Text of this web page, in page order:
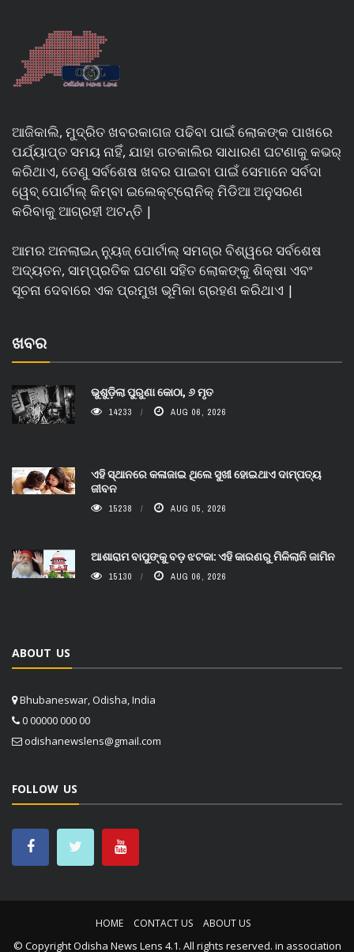
ଆଜିକାଲି, ମୁଦ୍ରିତ ଖବରକାଗଜ ପଢିବା ପାଇଁ ଲୋକଙ୍କ ପାଖରେ
ପର୍ଯ୍ୟାପ୍ତ ସମୟ ନାହିଁ, ଯାହା ଗତକାଲିର ସାଧାରଣ ଘଟଣାକୁ କଭର୍
କରିଥାଏ, ତେଣୁ ସର୍ବଶେଷ ଖବର ପାଇବା ପାଇଁ ସେମାନେ ସର୍ବଦା
ୱେବ୍ ପୋର୍ଟାଲ୍ କିମ୍ବା ଇଲେକ୍ଟ୍ରୋନିକ୍ ମିଡିଆ ଅନୁସରଣ
କରିବାକୁ ଆଗ୍ରହୀ ଅଟନ୍ତି |
ଆମର ଅନଲାଇନ୍ ନ୍ୟୁଜ୍ ପୋର୍ଟାଲ୍ ସମଗ୍ର ବିଶ୍ୱରେ ସର୍ବଶେଷ
ଅଦ୍ୟତନ, ସାମ୍ପ୍ରତିକ ଘଟଣା ସହିତ ଲୋକଙ୍କୁ ଶିକ୍ଷା ଏବଂ
ସୂଚନା ଦେବାରେ ଏକ ପ୍ରମୁଖ ଭୂମିକା ଗ୍ରହଣ କରିଥାଏ |
ଖବର
ଭୁଶୁଡ଼ିଲା ପୁରୁଣା କୋଠା, ୬ ମୃତ
14233 AUG 06, 2026
ଏହି ସ୍ଥାନରେ କଳାଜାଇ ଥିଲେ ସୁଖୀ ହୋଇଥାଏ ଦାମ୍ପତ୍ୟ
ଜୀବନ
15238 AUG 05, 2026
ଆଶାରାମ ବାପୁଙ୍କୁ ବଡ଼ ଝଟକା: ଏହି କାରଣରୁ ମିଳିଲାନି ଜାମିନ
15130 AUG 06, 2026
ABOUT US
Bhubaneswar, Odisha, India
0 00000 000 00
odishanewslens@gmail.com
FOLLOW US
HOME CONTACT US ABOUT US
© CopyrightOdisha News Lens 4.1. All rights reserved. in association